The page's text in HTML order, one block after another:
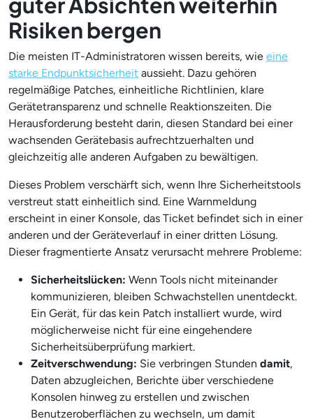
Risiken bergen
Die meisten IT-Administratoren wissen bereits, wie eine
starke Endpunktsicherheit aussieht. Dazu gehören
regelmäßige Patches, einheitliche Richtlinien, klare
Gerätetransparenz und schnelle Reaktionszeiten. Die
Herausforderung besteht darin, diesen Standard bei einer
wachsenden Gerätebasis aufrechtzuerhalten und
gleichzeitig alle anderen Aufgaben zu bewältigen.
Dieses Problem verschärft sich, wenn Ihre Sicherheitstools
verstreut statt einheitlich sind. Eine Warnmeldung
erscheint in einer Konsole, das Ticket befindet sich in einer
anderen und der Geräteverlauf in einer dritten Lösung.
Dieser fragmentierte Ansatz verursacht mehrere Probleme:
Sicherheitslücken: Wenn Tools nicht miteinander
kommunizieren, bleiben Schwachstellen unentdeckt.
Ein Gerät, für das kein Patch installiert wurde, wird
möglicherweise nicht für eine eingehendere
Sicherheitsüberprüfung markiert.
Zeitverschwendung: Sie verbringen Stunden damit,
Daten abzugleichen, Berichte über verschiedene
Konsolen hinweg zu erstellen und zwischen
Benutzeroberflächen zu wechseln, um damit